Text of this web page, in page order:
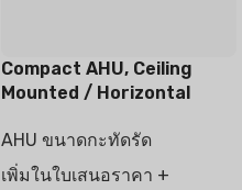
Compact AHU, Ceiling
Mounted / Horizontal
AHU ขนาดกะทัดรัด
เพิ่มในใบเสนอราคา +